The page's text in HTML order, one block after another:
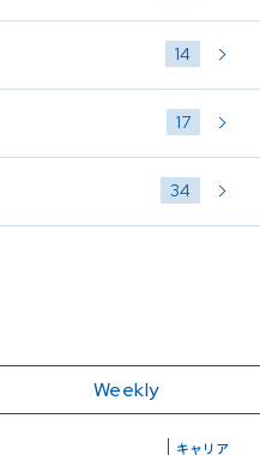
14
17
34
Weekly
キャリア